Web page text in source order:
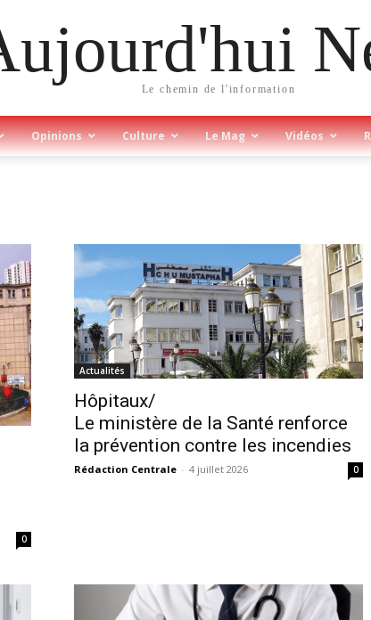
Le chemin de l'information
Opinions Culture Le Mag Vidéos
0
Actualités
Hôpitaux/
Le ministère de la Santé renforce
la prévention contre les incendies
Rédaction Centrale - 4 juillet 2026 0